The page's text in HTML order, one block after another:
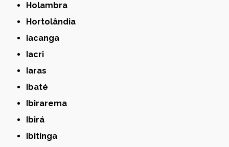
Holambra
Hortolândia
Iacanga
Iacri
Iaras
Ibaté
Ibirarema
Ibirá
Ibitinga